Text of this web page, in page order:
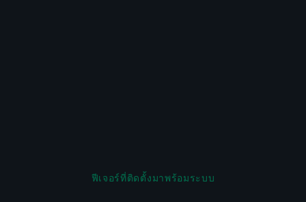
ฟีเจอร์ที่ติดตั้งมาพร้อมระบบ